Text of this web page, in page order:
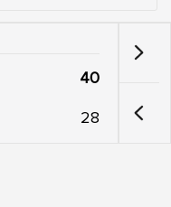
40
28